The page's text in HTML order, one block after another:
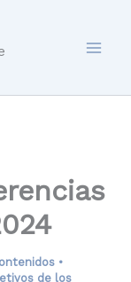
•
de los